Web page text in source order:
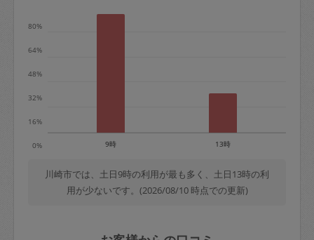
定期依頼1回（3時間）の金額とスポット
0%
16%
32%
48%
64%
80%
9時 13時
川崎市では、土日9時の利用が最も多く、土日13時の利
用が少ないです。(2026/08/10 時点での更新)